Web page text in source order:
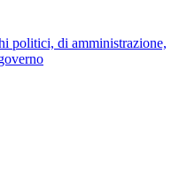
politici, di amministrazione,